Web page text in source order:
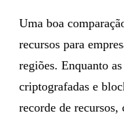
Uma boa
recursos para
regiões. Enquanto
criptografadas e
recorde de